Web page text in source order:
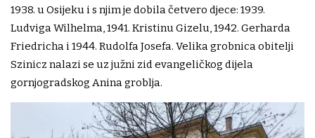
1938. u Osijeku i s njim je dobila četvero djece: 1939.
Ludviga Wilhelma, 1941. Kristinu Gizelu, 1942. Gerharda
Friedricha i 1944. Rudolfa Josefa. Velika grobnica obitelji
Szinicz nalazi se uz južni zid evangeličkog dijela
gornjogradskog Anina groblja.